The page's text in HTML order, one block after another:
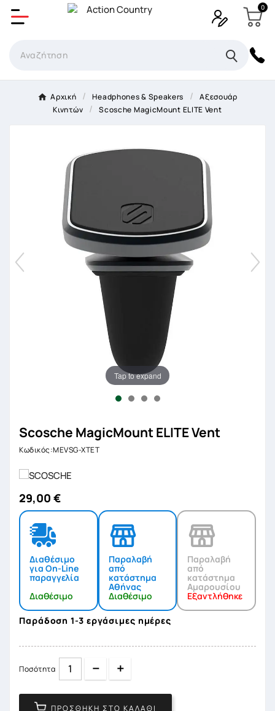
0
Αρχική Headphones & Speakers
Αξεσουάρ
Κινητών
Scosche MagicMount ELITE Vent
Tap to expand
Scosche MagicMount ELITE Vent
Κωδικός:MEVSG-XTET
29,00 €
Διαθέσιμο
για On-Line
παραγγελία
Διαθέσιμο
Παραλαβή
από
κατάστημα
Αθήνας
Διαθέσιμο
Παραλαβή
από
κατάστημα
Αμαρουσίου
Εξαντλήθηκε
Παράδοση 1-3 εργάσιμες ημέρες
Ποσότητα Quantity
ΠΡΟΣΘΉΚΗ ΣΤΟ ΚΑΛΆΘΙ
Δημιουργία λίστα επιθυμητών
×
Όνομα Λίστα επιθυμιτών
Ακύρωση Δημιουργία λίστα επιθυμητών